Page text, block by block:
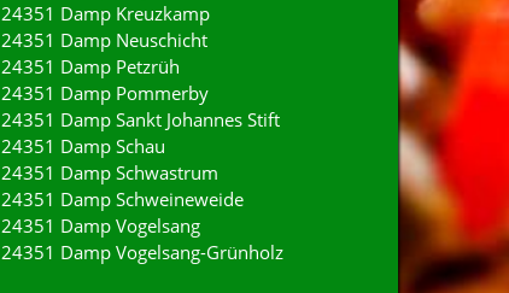
24351 Damp Kreuzkamp
24351 Damp Neuschicht
24351 Damp Petzrüh
24351 Damp Pommerby
24351 Damp Sankt Johannes Stift
24351 Damp Schau
24351 Damp Schwastrum
24351 Damp Schweineweide
24351 Damp Vogelsang
24351 Damp Vogelsang-Grünholz